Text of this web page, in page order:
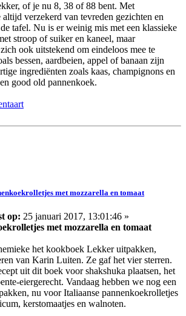
of je nu 8, 38 of 88 bent. Met
verzekerd van tevreden gezichten en
tafel. Nu is er weinig mis met een klassieke
stroop of suiker en kaneel, maar
ook uitstekend om eindeloos mee te
bessen, aardbeien, appel of banaan zijn
ingrediënten zoals kaas, champignons en
good old pannenkoek.
met mozzarella en tomaat
op: 25 januari 2017, 13:01:46 »
met mozzarella en tomaat
het kookboek Lekker uitpakken,
van Karin Luiten. Ze gaf het vier sterren.
uit dit boek voor shakshuka plaatsen, het
eiergerecht. Vandaag hebben we nog een
nu voor Italiaanse pannenkoekrolletjes
kerstomaatjes en walnoten.